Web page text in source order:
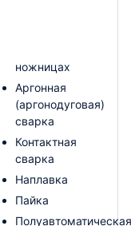
ножницах
Аргонная
(аргонодуговая)
сварка
Контактная
сварка
Наплавка
Пайка